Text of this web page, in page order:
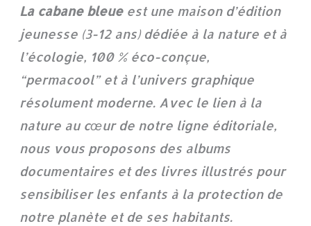
La cabane bleueest une maison d’édition
jeunesse (3-12 ans) dédiée à la nature et à
l’écologie, 100 % éco-conçue,
“permacool” et à l’univers graphique
résolument moderne. Avec le lien à la
nature au cœur de notre ligne éditoriale,
nous vous proposons des albums
documentaires et des livres illustrés pour
sensibiliser les enfants à la protection de
notre planète et de ses habitants.